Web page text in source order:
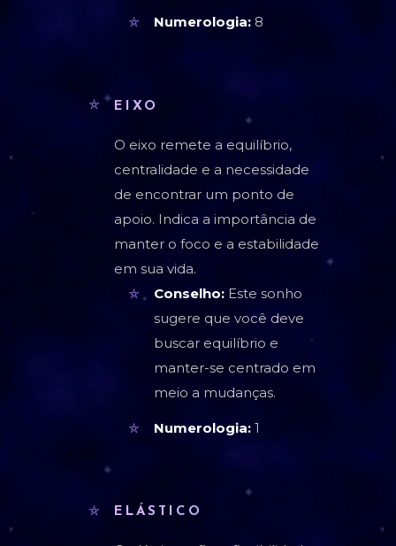
Numerologia: 8
EIXO
O eixo remete a equilíbrio,
centralidade e a necessidade
de encontrar um ponto de
apoio. Indica a importância de
manter o foco e a estabilidade
em sua vida.
Conselho: Este sonho
sugere que você deve
buscar equilíbrio e
manter-se centrado em
meio a mudanças.
Numerologia: 1
ELÁSTICO